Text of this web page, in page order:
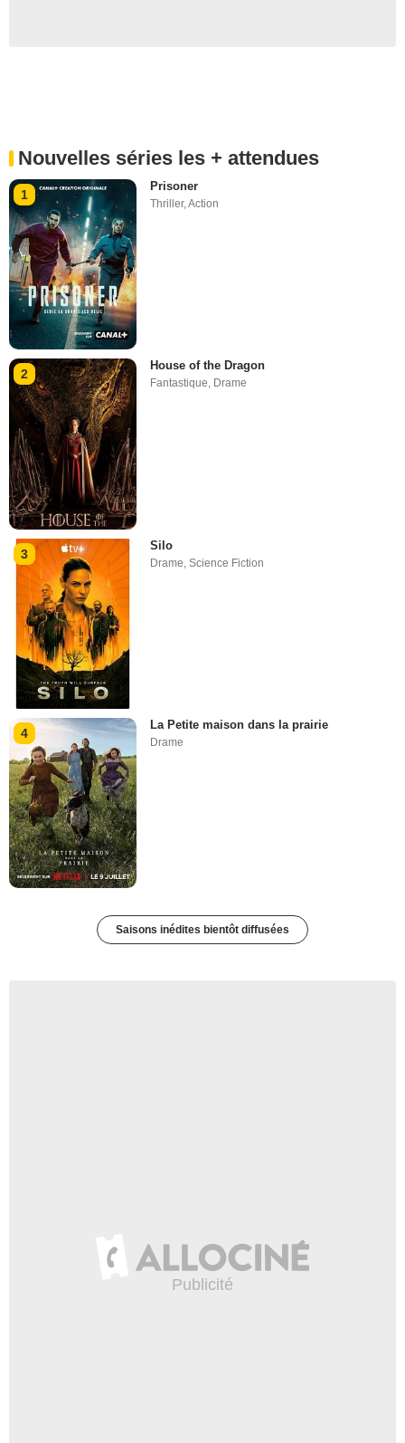
Nouvelles séries les + attendues
1
Prisoner
Thriller,Action
2
House of the Dragon
Fantastique, Drame
3
Silo
Drame ,Science Fiction
4
La Petite maison dans la prairie
Drame
Saisons inédites bientôt diffusées